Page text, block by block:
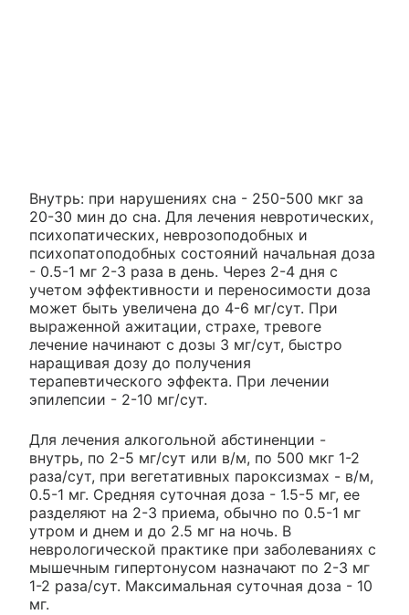
Внутрь: при нарушениях сна - 250-500 мкг за
20-30 мин до сна. Для лечения невротических,
психопатических, неврозоподобных и
психопатоподобных состояний начальная доза
- 0.5-1 мг 2-3 раза в день. Через 2-4 дня с
учетом эффективности и переносимости доза
может быть увеличена до 4-6 мг/сут. При
выраженной ажитации, страхе, тревоге
лечение начинают с дозы 3 мг/сут, быстро
наращивая дозу до получения
терапевтического эффекта. При лечении
эпилепсии - 2-10 мг/сут.
Для лечения алкогольной абстиненции -
внутрь, по 2-5 мг/сут или в/м, по 500 мкг 1-2
раза/сут, при вегетативных пароксизмах - в/м,
0.5-1 мг. Средняя суточная доза - 1.5-5 мг, ее
разделяют на 2-3 приема, обычно по 0.5-1 мг
утром и днем и до 2.5 мг на ночь. В
неврологической практике при заболеваниях с
мышечным гипертонусом назначают по 2-3 мг
1-2 раза/сут. Максимальная суточная доза - 10
мг.